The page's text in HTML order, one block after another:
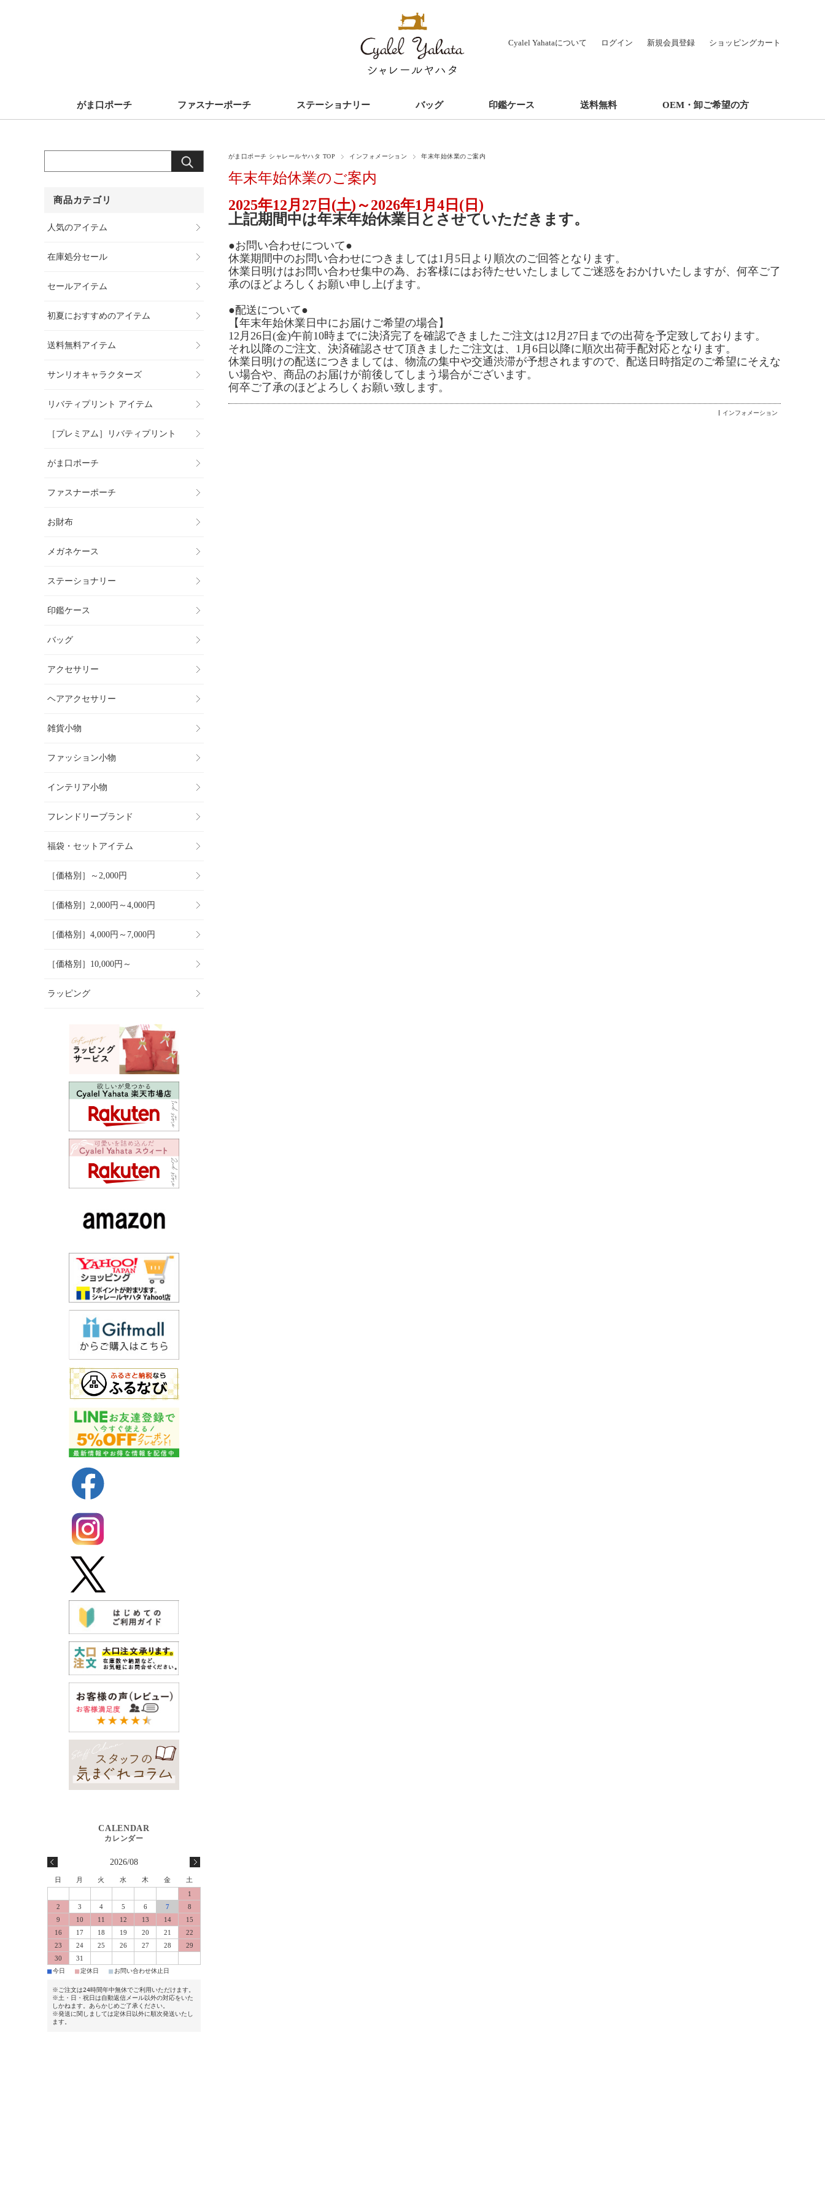
Cyalel Yahataについて ログイン 新規会員登録 ショッピングカート
がま口ポーチ ファスナーポーチ ステーショナリー バッグ 印鑑ケース 送料無料 OEM・卸ご希望の方
がま口ポーチ シャレールヤハタ TOP インフォメーション 年末年始休業のご案内
年末年始休業のご案内
2025年12月27日(土)～2026年1月4日(日)
上記期間中は年末年始休業日とさせていただきます。
●お問い合わせについて●
休業期間中のお問い合わせにつきましては1月5日より順次のご回答となります。
休業日明けはお問い合わせ集中の為、お客様にはお待たせいたしましてご迷惑をおかけいたしますが、 何卒ご了
承のほどよろしくお願い申し上げます。
●配送について●
【年末年始休業日中にお届けご希望の場合】
12月26日(金)午前10時までに決済完了を確認できましたご注文は12月27日までの出荷を予定致しております。
それ以降のご注文、決済確認させて頂きましたご注文は、1月6日以降に順次出荷手配対応となります。
休業日明けの配送につきましては、物流の集中や交通渋滞が予想されますので、 配送日時指定のご希望にそえな
い場合や、商品のお届けが前後してしまう場合がございます。
何卒ご了承のほどよろしくお願い致します。
インフォメーション
商品カテゴリ
人気のアイテム
在庫処分セール
セールアイテム
初夏におすすめのアイテム
送料無料アイテム
サンリオキャラクターズ
リバティプリント アイテム
［プレミアム］リバティプリント
がま口ポーチ
ファスナーポーチ
お財布
メガネケース
ステーショナリー
印鑑ケース
バッグ
アクセサリー
ヘアアクセサリー
雑貨小物
ファッション小物
インテリア小物
フレンドリーブランド
福袋・セットアイテム
［価格別］～2,000円
［価格別］2,000円～4,000円
［価格別］4,000円～7,000円
［価格別］10,000円～
ラッピング
2026/08
日 月 火 水 木 金
土
1
2
3 4 5 6 7
8
9
10 11 12 13 14
15
16
17 18 19 20 21
22
23
24 25 26 27 28
29
30
31
■今日 ■定休日 ■ お問い合わせ休止日
※ご注文は24時間年中無休でご利用いただけます。
※土・日・祝日は自動返信メール以外の対応をいた
しかねます。あらかじめご了承ください。
※発送に関しましては定休日以外に順次発送いたし
ます。